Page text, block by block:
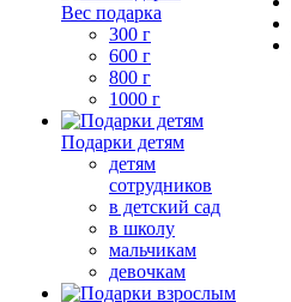
Вес подарка
300 г
600 г
800 г
1000 г
Подарки детям
детям
сотрудников
в детский сад
в школу
мальчикам
девочкам